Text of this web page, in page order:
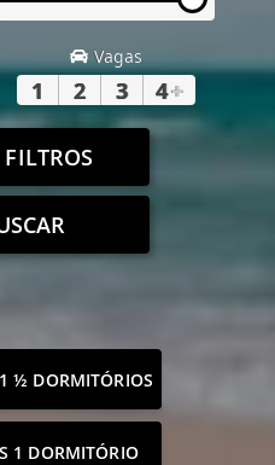
Vagas
1 2 3 4+
½ DORMITÓRIOS
1 DORMITÓRIO